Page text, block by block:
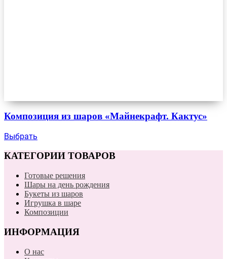
Композиция из шаров «Майнекрафт. Кактус»
Выбрать
КАТЕГОРИИ ТОВАРОВ
Готовые решения
Шары на день рождения
Букеты из шаров
Игрушка в шаре
Композиции
ИНФОРМАЦИЯ
О нас